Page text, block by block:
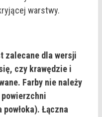
warstwy.
zalecane dla wersji
czy krawędzie i
Farby nie należy
Łączna